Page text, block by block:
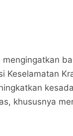
Keselamatan
khususnya